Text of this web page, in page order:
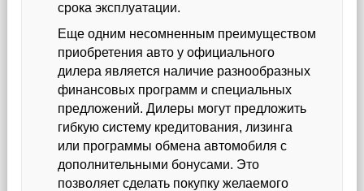
срока эксплуатации.
Еще одним несомненным преимуществом
приобретения авто у официального
дилера является наличие разнообразных
финансовых программ и специальных
предложений. Дилеры могут предложить
гибкую систему кредитования, лизинга
или программы обмена автомобиля с
дополнительными бонусами. Это
позволяет сделать покупку желаемого